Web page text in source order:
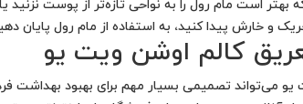
بهتر است مام رول را به نواحی تازه‌تر از پوست
و خارش پیدا کنید، به استفاده از مام رول پایان
کالم اوشن ویت یو
می‌تواند تصمیمی بسیار مهم برای بهبود بهداشت